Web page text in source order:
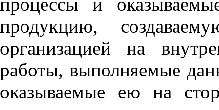
процессы и
продукцию,
организацией
на
работы, выполняемые
оказываемые
ею на